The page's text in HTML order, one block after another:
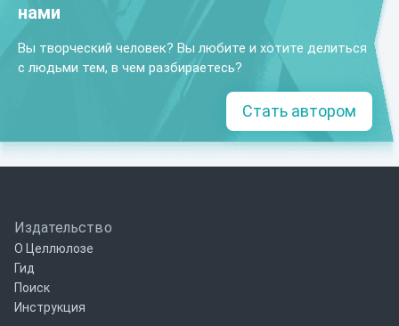
нами
Вы творческий человек? Вы любите и хотите делиться
с людьми тем, в чем разбираетесь?
Стать автором
Издательство
О Целлюлозе
Гид
Поиск
Инструкция